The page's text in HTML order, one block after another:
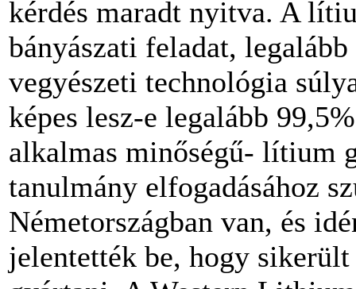
kérdés maradt nyitva. A
bányászati feladat,
vegyészeti technológia
képes lesz-e legalább
alkalmas minőségű- lítium
tanulmány elfogadásához
Németországban van, és
jelentették be, hogy